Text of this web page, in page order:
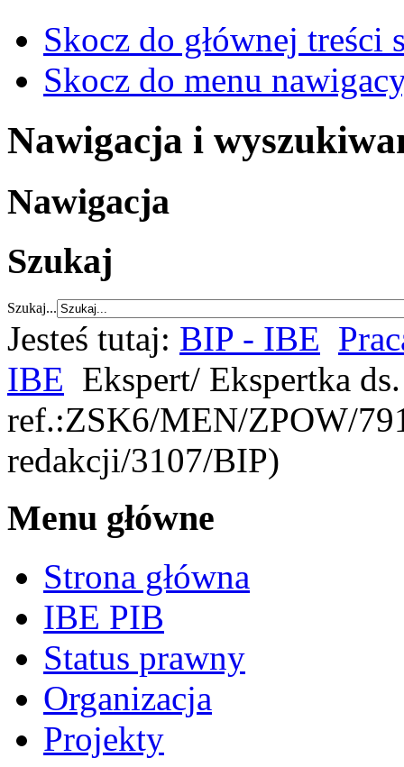
Skocz do głównej treści
Skocz do menu
Nawigacja i
Nawigacja
Szukaj
Szukaj...
Jesteś tutaj: BIP - IBE
IBE Ekspert/ Ekspertka
ref.:ZSK6/MEN/ZPOW/
redakcji/3107/BIP)
Menu główne
Strona główna
IBE PIB
Status prawny
Organizacja
Projekty